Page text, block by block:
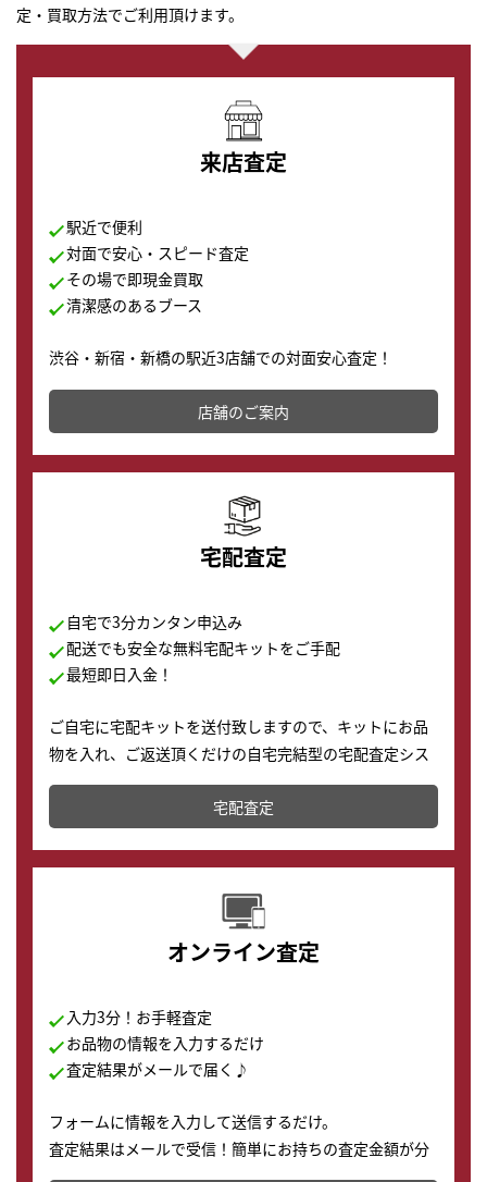
定・買取方法でご利用頂けます。
来店査定
駅近で便利
対面で安心・スピード査定
その場で即現金買取
清潔感のあるブース
渋谷・新宿・新橋の駅近3店舗での対面安心査定！
その場で現金買取致します。渋谷本店では、時計販売の
店舗を併設しており、下取りに出してお得に新しい時計
の購入もできます♪
店舗のご案内
宅配査定
自宅で3分カンタン申込み
配送でも安全な無料宅配キットをご手配
最短即日入金！
ご自宅に宅配キットを送付致しますので、キットにお品
物を入れ、ご返送頂くだけの自宅完結型の宅配査定シス
テムです。
配送でも簡単&安全に査定・買取に出すことが可能で
す。
宅配査定
オンライン査定
入力3分！お手軽査定
お品物の情報を入力するだけ
査定結果がメールで届く♪
フォームに情報を入力して送信するだけ。
査定結果はメールで受信！簡単にお持ちの査定金額が分
かります。